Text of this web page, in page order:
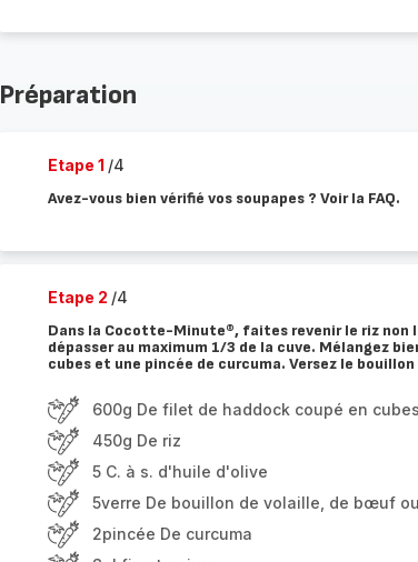
Préparation
Etape 1 /4
Avez-vous bien vérifié vos soupapes ? Voir la FAQ.
Etape 2 /4
Dans la Cocotte-Minute®, faites revenir le riz non
dépasser au maximum 1/3 de la cuve. Mélangez
cubes et une pincée de curcuma. Versez le
600g De filet de haddock coupé en cubes
450g De riz
5 C. à s. d'huile d'olive
5verre De bouillon de volaille, de bœuf
2pincée De curcuma